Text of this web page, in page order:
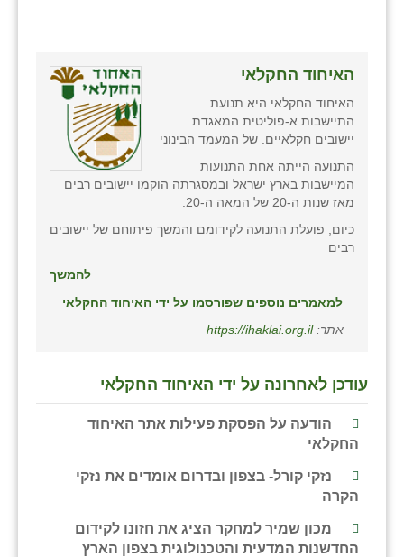
האיחוד החקלאי
האיחוד החקלאי היא תנועת
התיישבות א-פוליטית המאגדת
יישובים חקלאיים. של המעמד הבינוני
התנועה הייתה אחת התנועות
המיישבות בארץ ישראל ובמסגרתה הוקמו יישובים רבים
מאז שנות ה-20 של המאה ה-20.
כיום, פועלת התנועה לקידומם והמשך פיתוחם של יישובים
רבים
להמשך
למאמרים נוספים שפורסמו על ידי האיחוד החקלאי
אתר:https://ihaklai.org.il
עודכן לאחרונה על ידי האיחוד החקלאי
הודעה על הפסקת פעילות אתר האיחוד
החקלאי
נזקי קורל- בצפון ובדרום אומדים את נזקי
הקרה
מכון שמיר למחקר הציג את חזונו לקידום
החדשנות המדעית והטכנולוגית בצפון הארץ
עין תמר
עמרים
קלחים
רמות השבים
רמת הדר
שדה ורבורג
שדה צבי
שדמה
תלמי יוסף